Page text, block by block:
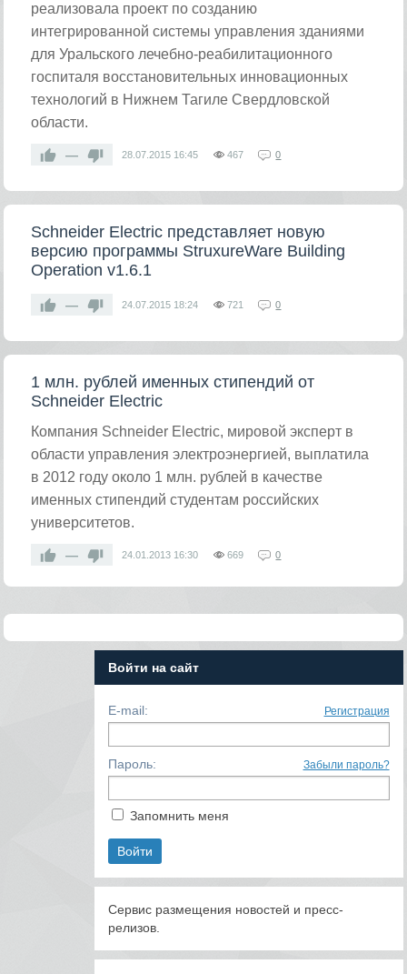
реализовала проект по созданию
интегрированной системы управления зданиями
для Уральского лечебно-реабилитационного
госпиталя восстановительных инновационных
технологий в Нижнем Тагиле Свердловской
области.
— 28.07.2015 16:45 467 0
Schneider Electric представляет новую
версию программы StruxureWare Building
Operation v1.6.1
— 24.07.2015 18:24 721 0
1 млн. рублей именных стипендий от
Schneider Electric
Компания Schneider Electric, мировой эксперт в
области управления электроэнергией, выплатила
в 2012 году около 1 млн. рублей в качестве
именных стипендий студентам российских
университетов.
— 24.01.2013 16:30 669 0
Войти на сайт
E-mail: Регистрация
Пароль: Забыли пароль?
Запомнить меня
Сервис размещения новостей и пресс-
релизов.